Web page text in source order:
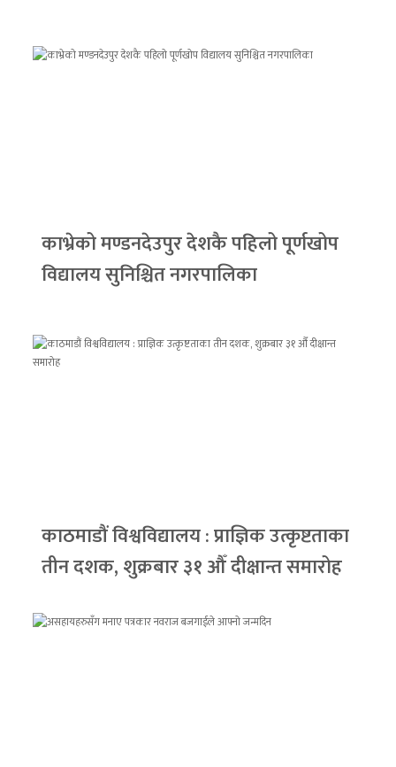
काभ्रेको मण्डनदेउपुर देशकै पहिलो पूर्णखोप
विद्यालय सुनिश्चित नगरपालिका
काठमाडौं विश्वविद्यालय : प्राज्ञिक उत्कृष्टताका
तीन दशक, शुक्रबार ३१ औँ दीक्षान्त समारोह